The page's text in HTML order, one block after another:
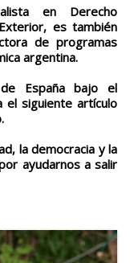
en Derecho
es también
de programas
argentina.
España bajo el
el siguiente artículo
la democracia y la
ayudarnos a salir